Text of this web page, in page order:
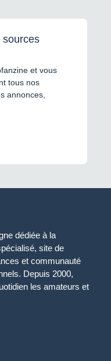
sources
et vous
tous nos
annonces,
dédiée à la
site de
et communauté
Depuis 2000,
les amateurs et